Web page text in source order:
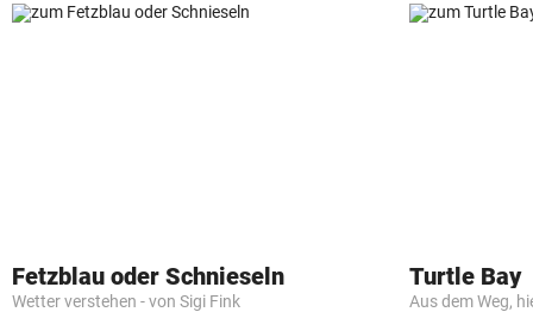
Fetzblau oder Schnieseln
Wetter verstehen - von Sigi Fink
Turtle Bay
Aus dem Weg,